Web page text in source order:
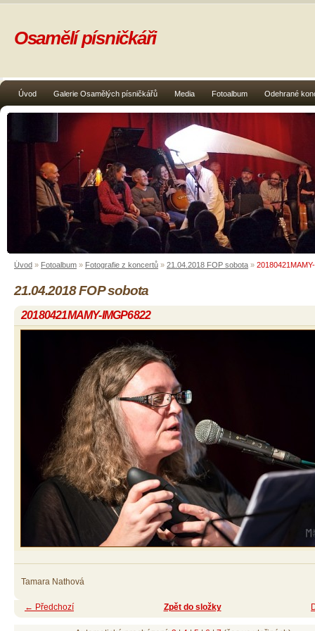
Úvod Galerie Osamělých písničkářů Media Fotoalbum Odehrané
Osamělí písničkáři
Úvod » Fotoalbum » Fotografie z koncertů » 21.04.2018 FOP sobota »
21.04.2018 FOP sobota
20180421MAMY-IMGP6822
Tamara Nathová
← Předchozí Zpět do složky